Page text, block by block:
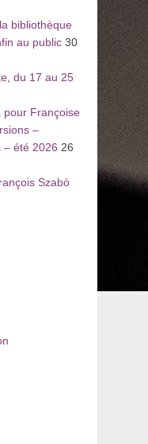
bibliothèque
au public 30
du 17 au 25
pour Françoise
–
– été 2026 26
Szabó